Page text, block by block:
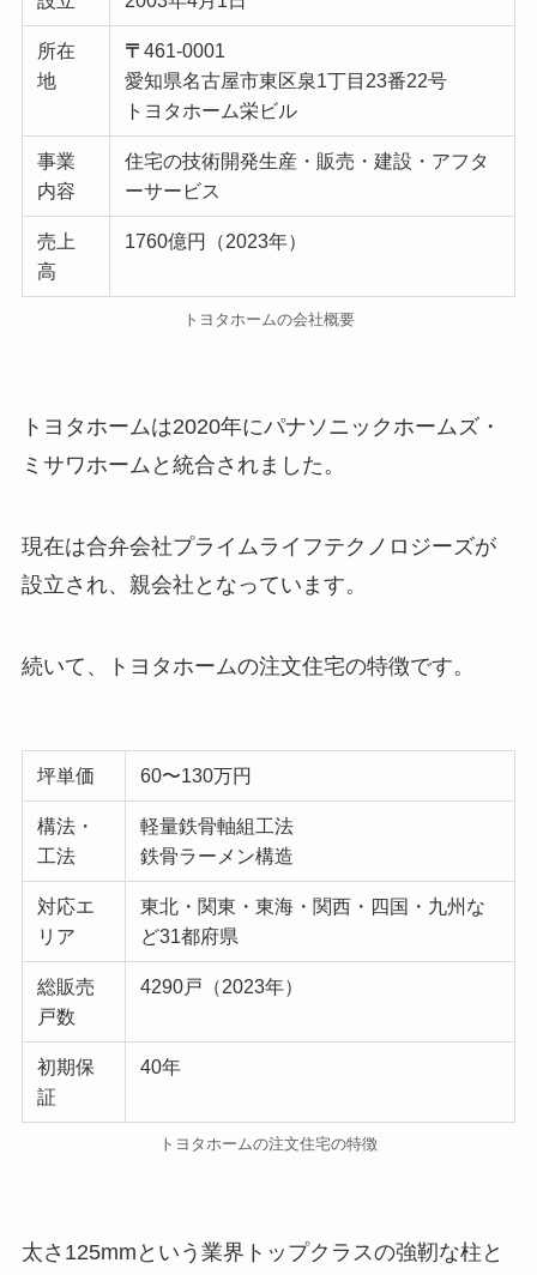
所在
地
〒 461-0001
愛知県名古屋市東区泉1丁目23番22号
トヨタホーム栄ビル
事業
内容
住宅の技術開発生産・販売・建設・アフタ
ーサービス
売上
高
1760億円（2023年）
トヨタホームの会社概要
トヨタホームは2020年にパナソニックホームズ・
ミサワホームと統合されました。
現在は合弁会社プライムライフテクノロジーズが
設立され、親会社となっています。
続いて、トヨタホームの注文住宅の特徴です。
坪単価 60〜130万円
構法・
工法
軽量鉄骨軸組工法
鉄骨ラーメン構造
対応エ
リア
東北・関東・東海・関西・四国・九州な
ど31都府県
総販売
戸数
4290戸（2023年）
初期保
証
40年
トヨタホームの注文住宅の特徴
太さ125mmという業界トップクラスの強靭な柱と